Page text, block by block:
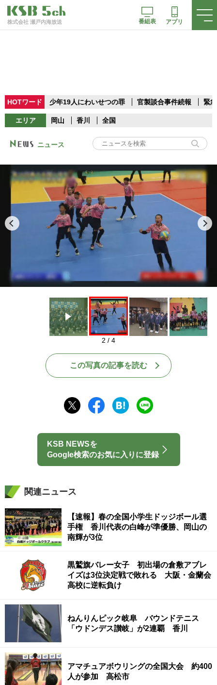
株式会社 瀬戸内海放送 番組表 アプリ
HOTワード 少年19人にわいせつの罪 官製談合事件続報 緊
エリア 岡山 香川 全国
ニュース
2 / 4
この写真の記事を読む
KSB NEWSを
Google検索のお気に入りに登録
関連ニュース
【速報】春の全国小学生ドッジボール選
手権 香川代表の白峰が準優勝、岡山の
南輝が3位
黒鷲旗バレー女子 初出場の倉敷アブレ
イズは3位決定戦で敗れる 大阪・金蘭会
高校に逆転負け
ねんりんピック岐阜 バウンドテニス
「ウドンデス讃岐」が2連覇 香川
アマチュアボウリングの全国大会 約400
人が参加 高松市